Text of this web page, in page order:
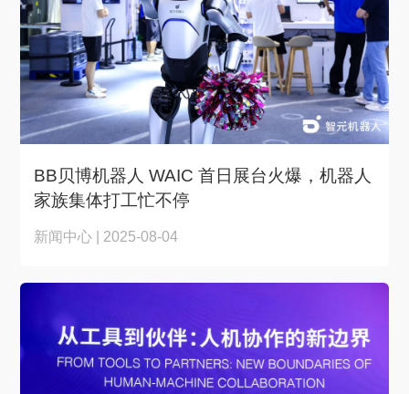
BB贝博机器人 WAIC 首日展台火爆，机器人
家族集体打工忙不停
新闻中心 | 2025-08-04